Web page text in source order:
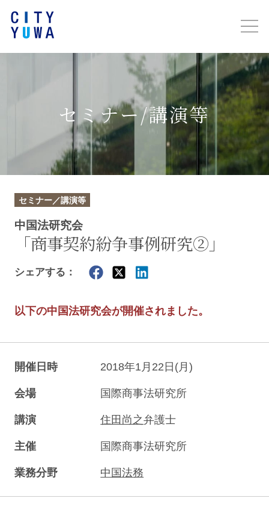
セミナー/講演等
セミナー／講演等
中国法研究会
「商事契約紛争事例研究②」
シェアする：
以下の中国法研究会が開催されました。
開催日時 2018年1月22日(月)
会場 国際商事法研究所
講演 住田尚之弁護士
主催 国際商事法研究所
業務分野 中国法務